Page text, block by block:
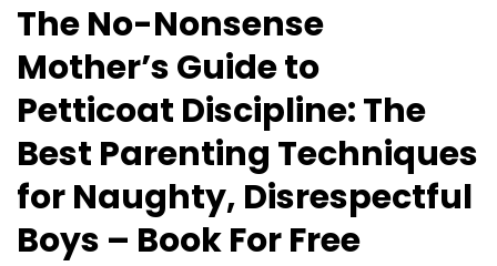
The No-Nonsense
Mother’s Guide to
Petticoat Discipline: The
Best Parenting Techniques
for Naughty, Disrespectful
Boys – Book For Free